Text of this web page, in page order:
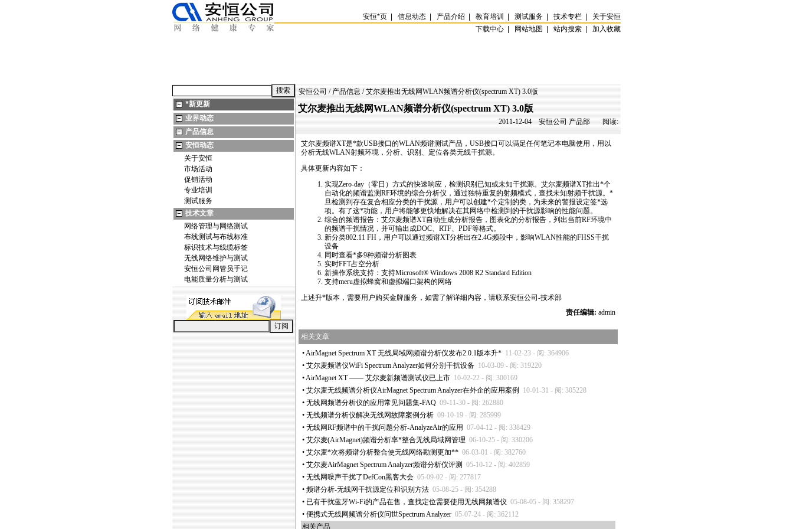
安恒*页 信息动态 产品介绍 教育培训 测试服务 技术专栏
关于安恒
下载中心 |
网站地图 站内搜索 加入收藏
*新更新
业界动态
产品信息
安恒动态
关于安恒
市场活动
促销活动
专业培训
测试服务
技术文章
网络管理与网络测试
布线测试与布线标准
标识技术与线缆标签
无线网络维护与测试
安恒公司网管员手记
电能质量分析与测试
安恒公司 / 产品信息 / 艾尔麦推出无线网WLAN频谱分析仪(spectrum XT) 3.0版
艾尔麦推出无线网WLAN频谱分析仪(spectrum XT) 3.0版
2011-12-04 安恒公司 产品部 阅读:
艾尔麦频谱XT是*款USB接口的WLAN频谱测试产品，USB接口可以满足任何笔记本电脑使用，用以
分析无线WLAN射频环境，分析、识别、定位各类无线干扰源。
具体更新内容如下：
实现Zero-day（零日）方式的快速响应，检测识别已知或未知干扰源。艾尔麦频谱XT推出*个
自动化的频谱监测RF环境的综合分析仪，通过独特重复的射频模式，查找未知射频干扰源。 *
旦检测到存在复合相应分类的干扰源，用户可以创建*个定制的类，为未来的警报设定签*选
项。有了这*功能，用户将能够更快地解决在其网络中检测到的干扰源影响的性能问题。
综合的频谱报告：艾尔麦频谱XT自动生成分析报告，图表化的分析报告，列出当前RF环境中
的频谱干扰情况，并可输出成DOC、RTF、PDF等格式。
新分类802.11 FH，用户可以通过频谱XT分析出在2.4G频段中，影响WLAN性能的FHSS干扰
设备
同时查看*多9种频谱分析图表
实时FFT占空分析
新操作系统支持：支持Microsoft® Windows 2008 R2 Standard Edition
支持meru虚拟蜂窝和虚拟端口架构的网络
上述升*版本，需要用户购买金牌服务，如需了解详细内容，请联系安恒公司-技术部
责任编辑: admin
相关文章
•AirMagnet Spectrum XT 无线局域网频谱分析仪发布2.0.1版本升* 11-02-23 - 阅: 364906
• 艾尔麦频谱仪WiFi Spectrum Analyzer如何分别干扰设备 10-03-09 - 阅: 319220
•AirMagnet XT —— 艾尔麦新频谱测试仪已上市 10-02-22 - 阅: 300169
• 艾尔麦无线频谱分析仪AirMagnet Spectrum Analyzer在外企的应用案例
10-01-31 - 阅: 305228
• 无线网频谱分析仪的应用常见问题集-FAQ 09-11-30 - 阅: 262880
• 无线频谱分析仪解决无线网故障案例分析 09-10-19 - 阅: 285999
• 无线网RF频谱中的干扰问题分析-AnalyzeAir的应用 07-04-12 - 阅: 338429
• 艾尔麦(AirMagnet)频谱分析率*整合无线局域网管理 06-10-25 - 阅: 330206
• 艾尔麦*次将频谱分析整合使无线网络勘测更加** 06-03-01 - 阅: 382760
• 艾尔麦AirMagnet Spectrum Analyzer频谱分析仪评测 05-10-12 - 阅: 402859
• 无线网噪声干扰了DefCon黑客大会 05-09-02 - 阅: 277817
• 频谱分析-无线网干扰源定位和识别方法 05-08-25 - 阅: 354288
• 已有干扰蓝牙Wi-Fi的产品在售，查找定位需要使用无线网频谱仪 05-08-05 - 阅: 358297
• 便携式无线网频谱分析仪问世Spectrum Analyzer 05-07-24 - 阅: 362112
相关产品